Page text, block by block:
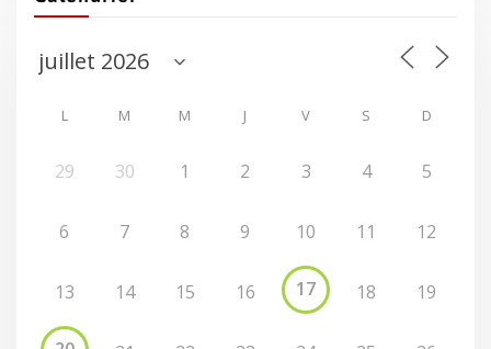
L M M J V S D
29 30 1 2 3 4 5
6 7 8 9 10 11 12
13 14 15 16 17 18 19